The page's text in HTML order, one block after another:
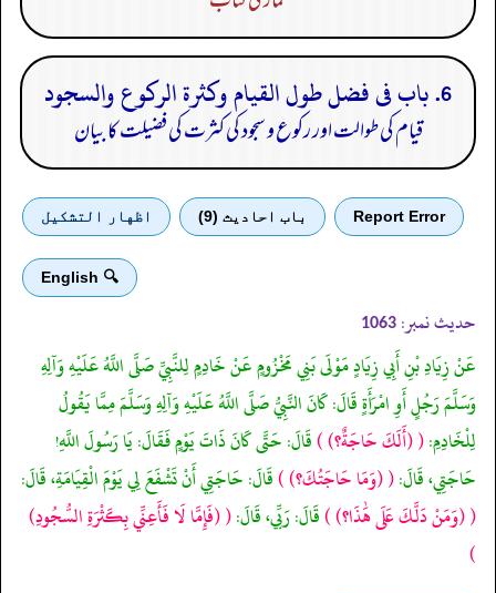
6. باب فى فضل طول القيام وكثرة الركوع والسجود
قیام کی طوالت اور رکوع و سجود کی کثرت کی فضیلت کا بیان
Report Error باب احادیث (9) اظهار التشكيل
🔍 English
حدیث نمبر: 1063
عَنْ زِيَادِ بْنِ أَبِي زِيَادٍ مَوْلَى بَنِي مَخْزُومٍ عَنْ خَادِمٍ لِلنَّبِيِّ صَلَّى اللَّهُ عَلَيْهِ وَآلِهِ
وَسَلَّمَ رَجُلٍ أَوِ امْرَأَةٍ قَالَ: كَانَ النَّبِيُّ صَلَّى اللَّهُ عَلَيْهِ وَآلِهِ وَسَلَّمَ مِمَّا يَقُولُ
لِلْخَادِمِ:((أَلَكَ حَاجَةٌ؟))قَالَ: حَتَّى كَانَ ذَاتَ يَوْمٍ فَقَالَ: يَا رَسُولَ اللَّهِ!
حَاجَتِي، قَالَ:((وَمَا حَاجَتُكَ؟))قَالَ: حَاجَتِي أَنْ تَشْفَعَ لِي يَوْمَ الْقِيَامَةِ، قَالَ:
((وَمَنْ دَلَّكَ عَلَى هَٰذَا؟))قَالَ: رَبِّي، قَالَ:((فَإِمَّا لَا فَأَعِنِّي بِكَثْرَةِ السُّجُودِ)
)